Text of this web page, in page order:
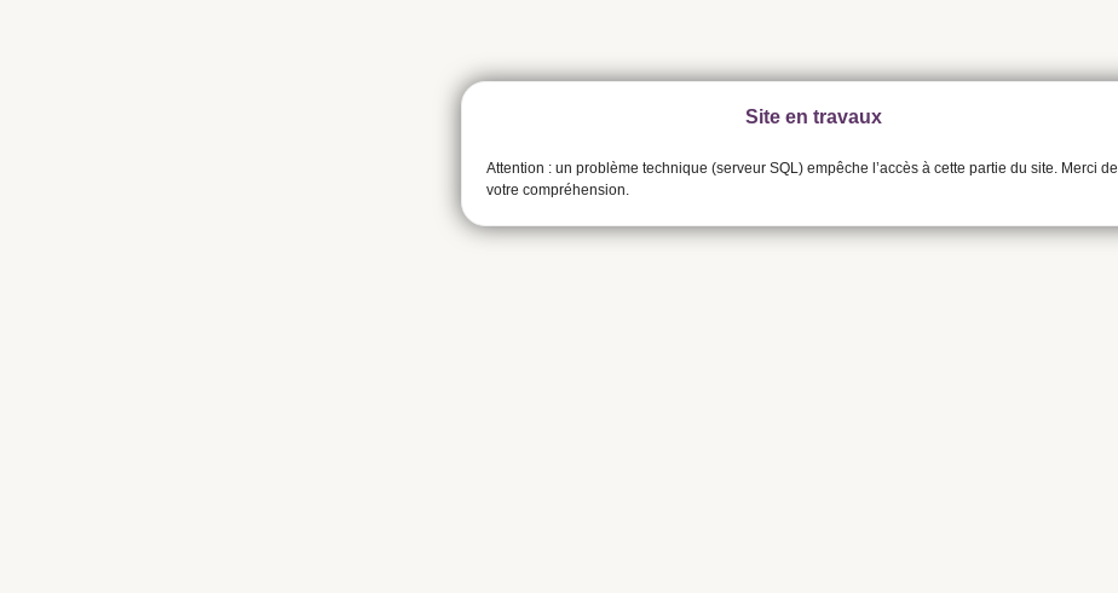
Site en travaux
Attention : un problème technique (serveur SQL) empêche l’accès à cette partie du site. Merci de
votre compréhension.